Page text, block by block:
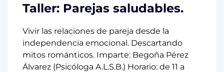
Taller: Parejas saludables.
Vivir las relaciones de pareja desde la
independencia emocional. Descartando
mitos románticos. Imparte: Begoña Pérez
Álvarez (Psicóloga A.L.S.B.) Horario: de 11 a